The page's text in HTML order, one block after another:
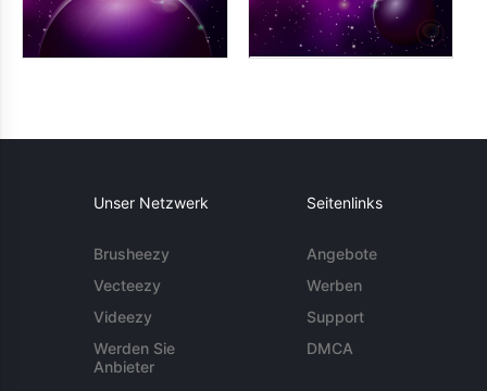
Unser Netzwerk
Brusheezy
Vecteezy
Videezy
Werden Sie
Anbieter
Seitenlinks
Angebote
Werben
Support
DMCA